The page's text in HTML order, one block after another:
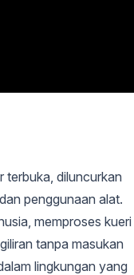
terbuka, diluncurkan
penggunaan alat.
memproses kueri
tanpa masukan
lingkungan yang